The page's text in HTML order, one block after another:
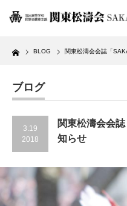
Home BLOG 関東松濤会会誌「
ブログ
3.19
2018
関東松濤会会
知らせ